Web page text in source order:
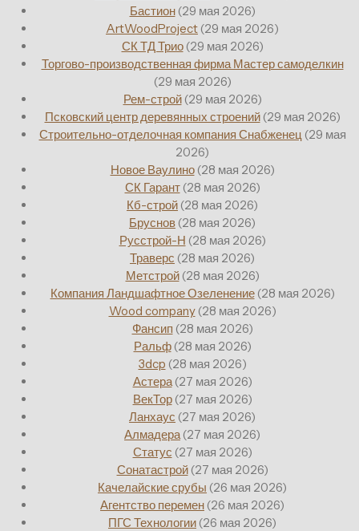
Бастион (29 мая 2026)
ArtWoodProject (29 мая 2026)
СК ТД Трио (29 мая 2026)
Торгово-производственная фирма Мастер самоделкин
(29 мая 2026)
Рем-строй (29 мая 2026)
Псковский центр деревянных строений (29 мая 2026)
Строительно-отделочная компания Снабженец (29 мая
2026)
Новое Ваулино (28 мая 2026)
СК Гарант (28 мая 2026)
Кб-строй (28 мая 2026)
Бруснов (28 мая 2026)
Русстрой-Н (28 мая 2026)
Траверс (28 мая 2026)
Метстрой (28 мая 2026)
Компания Ландшафтное Озеленение (28 мая 2026)
Wood company (28 мая 2026)
Фансип (28 мая 2026)
Ральф (28 мая 2026)
3dcp (28 мая 2026)
Астера (27 мая 2026)
ВекТор (27 мая 2026)
Ланхаус (27 мая 2026)
Алмадера (27 мая 2026)
Статус (27 мая 2026)
Сонатастрой (27 мая 2026)
Качелайские срубы (26 мая 2026)
Агентство перемен (26 мая 2026)
ПГС Технологии (26 мая 2026)